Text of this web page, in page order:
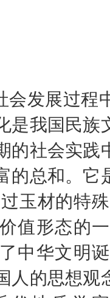
发展过程
是我国民
的社会实践
的总和。它
玉材的特
值形态的
中华文明
人的思想观